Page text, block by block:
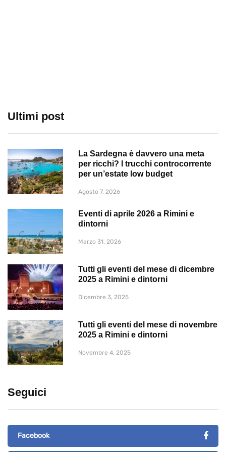
Ultimi post
La Sardegna è davvero una meta
per ricchi? I trucchi controcorrente
per un’estate low budget
Agosto 7, 2026
Eventi di aprile 2026 a Rimini e
dintorni
Marzo 31, 2026
Tutti gli eventi del mese di dicembre
2025 a Rimini e dintorni
Dicembre 3, 2025
Tutti gli eventi del mese di novembre
2025 a Rimini e dintorni
Novembre 4, 2025
Seguici
Facebook